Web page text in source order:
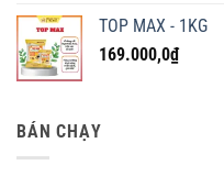
TOP MAX - 1KG
169.000,0₫
BÁN CHẠY